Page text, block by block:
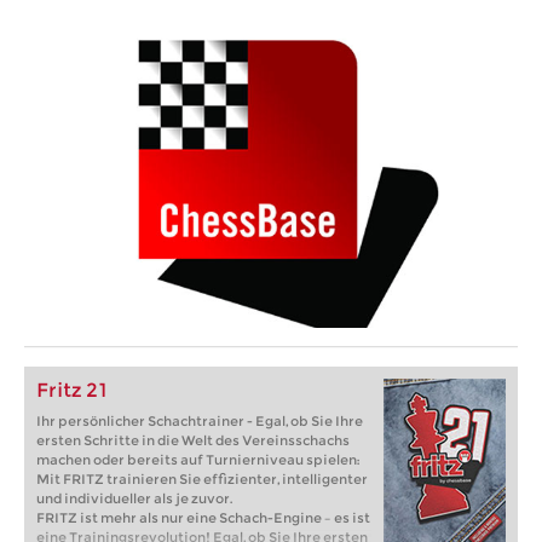
Fritz 21
Ihr persönlicher Schachtrainer - Egal, ob Sie Ihre
ersten Schritte in die Welt des Vereinsschachs
machen oder bereits auf Turnierniveau spielen:
Mit FRITZ trainieren Sie effizienter, intelligenter
und individueller als je zuvor.
FRITZ ist mehr als nur eine Schach-Engine – es ist
eine Trainingsrevolution! Egal, ob Sie Ihre ersten